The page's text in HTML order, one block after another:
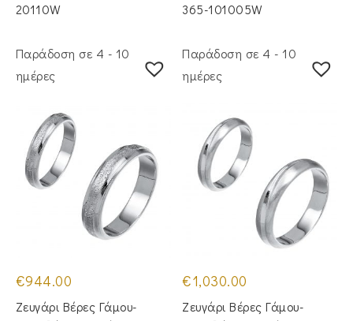
20110W
365-101005W
Παράδοση σε 4 - 10
ημέρες
€944.00
Ζευγάρι Βέρες Γάμου-
Παράδοση σε 4 - 10
ημέρες
€1,030.00
Ζευγάρι Βέρες Γάμου-